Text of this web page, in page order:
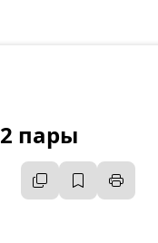
пары